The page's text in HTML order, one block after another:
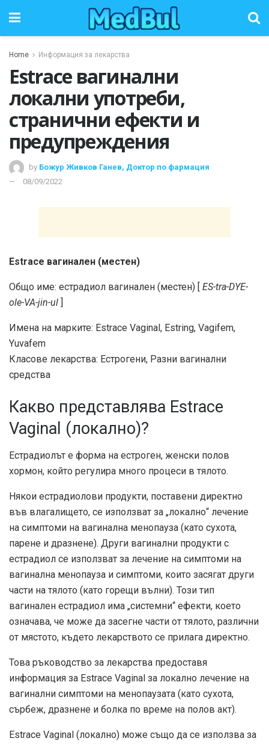
Home Информация за лекарства
Estrace вагинални
локални употреби,
странични ефекти и
предупреждения
by Божур Живков Ганев, Доктор по фармация
08/09/2022
Estrace вагинален (местен)
Общо име: естрадиол вагинален (местен) [ ES-tra-DYE-
ole-VA-jin-ul ]
Имена на марките: Estrace Vaginal, Estring, Vagifem,
Yuvafem
Класове лекарства: Естрогени, Разни вагинални
средства
Какво представлява Estrace
Vaginal (локално)?
Естрадиолът е форма на естроген, женски полов
хормон, който регулира много процеси в тялото.
Някои естрадиолови продукти, поставени директно
във влагалището, се използват за „локално“ лечение
на симптоми на вагинална менопауза (като сухота,
парене и дразнене). Други вагинални продукти с
естрадиол се използват за лечение на симптоми на
вагинална менопауза и симптоми, които засягат други
части на тялото (като горещи вълни). Този тип
вагинален естрадиол има „системни“ ефекти, което
означава, че може да засегне части от тялото, различни
от мястото, където лекарството се прилага директно.
Това ръководство за лекарства предоставя
информация за Estrace Vaginal за локално лечение на
вагинални симптоми на менопаузата (като сухота,
сърбеж, дразнене и болка по време на полов акт).
Estrace Vaginal (локално) може също да се използва за